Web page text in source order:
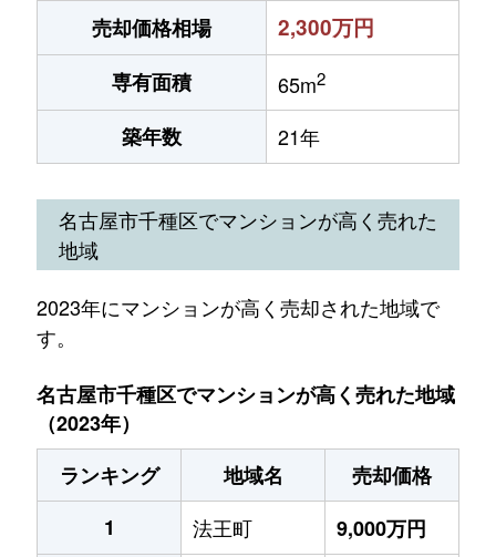
売却価格相場
2,300万円
専有面積 65m2
築年数 21年
名古屋市千種区でマンションが高く売れた
地域
2023年にマンションが高く売却された地域で
す。
名古屋市千種区でマンションが高く売れた地域
（2023年）
ランキング
地域名
売却価格
1
法王町
9,000万円